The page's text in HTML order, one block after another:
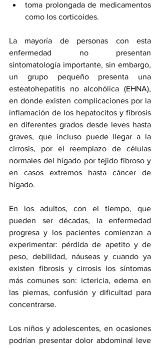
toma prolongada de medicamentos
como los corticoides.
La mayoría de personas con esta
enfermedad no presentan
sintomatología importante, sin embargo,
un grupo pequeño presenta una
esteatohepatitis no alcohólica (EHNA),
en donde existen complicaciones por la
inflamación de los hepatocitos y fibrosis
en diferentes grados desde leves hasta
graves, que incluso puede llegar a la
cirrosis, por el reemplazo de células
normales del hígado por tejido fibroso y
en casos extremos hasta cáncer de
hígado.
En los adultos, con el tiempo, que
pueden ser décadas, la enfermedad
progresa y los pacientes comienzan a
experimentar: pérdida de apetito y de
peso, debilidad, náuseas y cuando ya
existen fibrosis y cirrosis los síntomas
más comunes son: ictericia, edema en
las piernas, confusión y dificultad para
concentrarse.
Los niños y adolescentes, en ocasiones
podrían presentar dolor abdominal leve